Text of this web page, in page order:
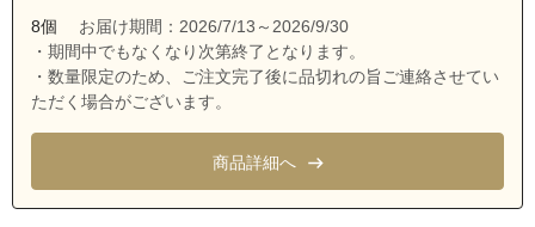
沖縄県宜野湾市長田１丁目
沖縄県宜野湾市長田２丁目
沖縄県宜野湾市長田４丁目
沖縄県宜野湾市中原
8個
お届け期間：2026/7/13～2026/9/30
・期間中でもなくなり次第終了となります。
・数量限定のため、ご注文完了後に品切れの旨ご連絡させてい
ただく場合がございます。
商品詳細へ